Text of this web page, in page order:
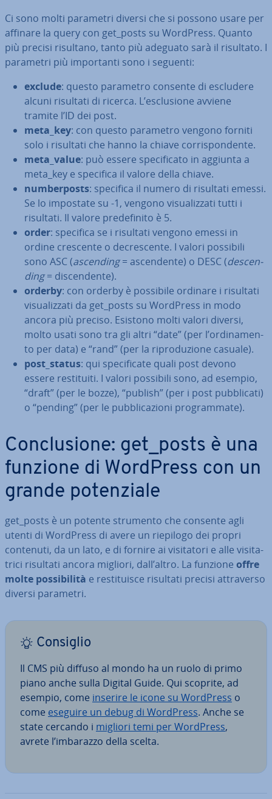
Ci sono molti parametri diversi che si possono usare per
affinare la query con get_posts su WordPress. Quanto
più precisi risultano, tanto più adeguato sarà il risultato. I
parametri più im­por­tan­ti sono i seguenti:
exclude: questo parametro consente di escludere
alcuni risultati di ricerca. L’esclu­sio­ne avviene
tramite l’ID dei post.
meta_key: con questo parametro vengono forniti
solo i risultati che hanno la chiave cor­ri­spon­den­te.
meta_value: può essere spe­ci­fi­ca­to in aggiunta a
meta_key e specifica il valore della chiave.
num­ber­posts: specifica il numero di risultati emessi.
Se lo impostate su -1, vengono vi­sua­liz­za­ti tutti i
risultati. Il valore pre­de­fi­ni­to è 5.
order: specifica se i risultati vengono emessi in
ordine crescente o de­cre­scen­te. I valori possibili
sono ASC (ascending= ascen­den­te) o DESC (de­scen­
ding= di­scen­den­te).
orderby: con orderby è possibile ordinare i risultati
vi­sua­liz­za­ti da get_posts su WordPress in modo
ancora più preciso. Esistono molti valori diversi,
molto usati sono tra gli altri “date” (per l’or­di­na­men­
to per data) e “rand” (per la ri­pro­du­zio­ne casuale).
post_status: qui spe­ci­fi­ca­te quali post devono
essere re­sti­tui­ti. I valori possibili sono, ad esempio,
“draft” (per le bozze), “publish” (per i post pub­bli­ca­ti)
o “pending” (per le pub­bli­ca­zio­ni pro­gram­ma­te).
Con­clu­sio­ne: get_posts è una
funzione di WordPress con un
grande po­ten­zia­le
get_posts è un potente strumento che consente agli
utenti di WordPress di avere un riepilogo dei propri
contenuti, da un lato, e di fornire ai vi­si­ta­to­ri e alle vi­si­ta­
tri­ci risultati ancora migliori, dall’altro. La funzione offre
molte pos­si­bi­li­tà e re­sti­tui­sce risultati precisi at­tra­ver­so
diversi parametri.
Consiglio
Il CMS più diffuso al mondo ha un ruolo di primo
piano anche sulla Digital Guide. Qui scoprite, ad
esempio, come inserire le icone su WordPress o
come eseguire un debug di WordPress. Anche se
state cercando i migliori temi per WordPress,
avrete l’imbarazzo della scelta.